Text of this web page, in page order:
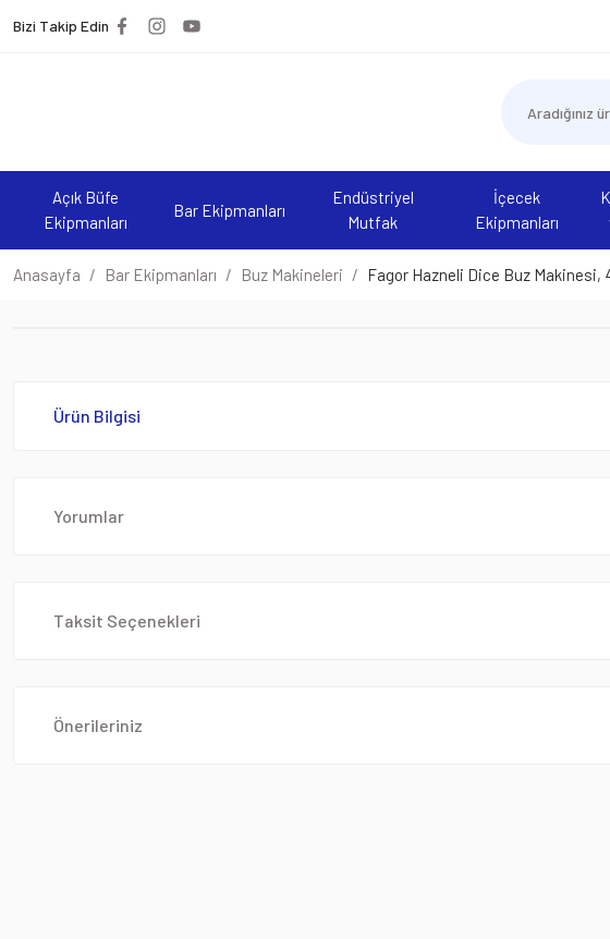
Bizi Takip Edin
Açık Büfe
Ekipmanları
Bar Ekipmanları
Endüstriyel
Mutfak
İçecek
Ekipmanları
Anasayfa Bar Ekipmanları Buz Makineleri Fagor Hazneli Dice Buz
Ürün Bilgisi
Yorumlar
Taksit Seçenekleri
Önerileriniz